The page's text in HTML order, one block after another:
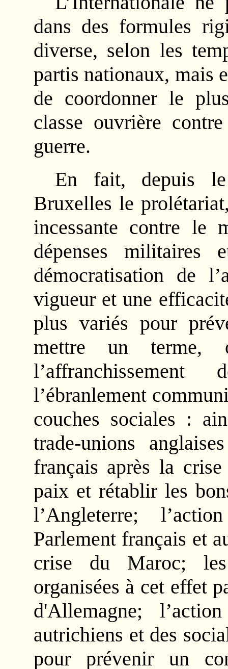
dans des formules
diverse, selon les
partis nationaux, mais
de coordonner le
classe ouvrière
guerre.
En fait, depuis le
Bruxelles le
incessante contre le
dépenses militaires
démocratisation de
vigueur et une
plus variés pour
mettre un
l’ébranlement
couches sociales :
trade-unions
français après la
paix et rétablir les
l’Angleterre;
Parlement français et
crise du Maroc; les
organisées à cet effet
d'Allemagne;
autrichiens et des
pour prévenir un